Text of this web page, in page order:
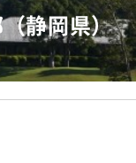
静岡県）